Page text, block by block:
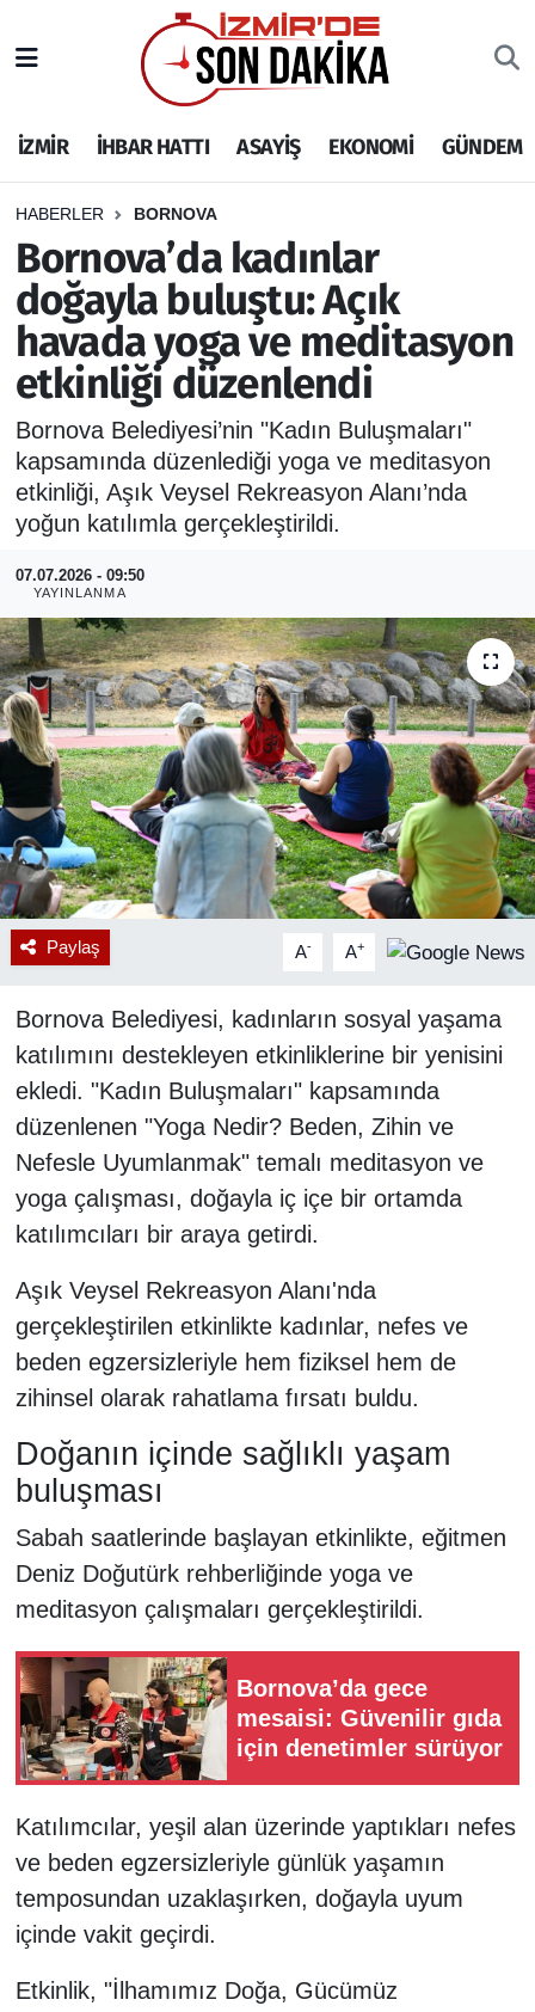
İZMİR İHBAR HATTI ASAYİŞ EKONOMİ GÜNDEM
HABERLER BORNOVA
Bornova’da kadınlar
doğayla buluştu: Açık
havada yoga ve meditasyon
etkinliği düzenlendi
Bornova Belediyesi’nin "Kadın Buluşmaları"
kapsamında düzenlediği yoga ve meditasyon
etkinliği, Aşık Veysel Rekreasyon Alanı’nda
yoğun katılımla gerçekleştirildi.
07.07.2026 - 09:50
YAYINLANMA
Paylaş A- A+
Bornova Belediyesi, kadınların sosyal yaşama
katılımını destekleyen etkinliklerine bir yenisini
ekledi. "Kadın Buluşmaları" kapsamında
düzenlenen "Yoga Nedir? Beden, Zihin ve
Nefesle Uyumlanmak" temalı meditasyon ve
yoga çalışması, doğayla iç içe bir ortamda
katılımcıları bir araya getirdi.
Aşık Veysel Rekreasyon Alanı'nda
gerçekleştirilen etkinlikte kadınlar, nefes ve
beden egzersizleriyle hem fiziksel hem de
zihinsel olarak rahatlama fırsatı buldu.
Doğanın içinde sağlıklı yaşam
buluşması
Sabah saatlerinde başlayan etkinlikte, eğitmen
Deniz Doğutürk rehberliğinde yoga ve
meditasyon çalışmaları gerçekleştirildi.
Bornova’da gece
mesaisi: Güvenilir gıda
için denetimler sürüyor
Katılımcılar, yeşil alan üzerinde yaptıkları nefes
ve beden egzersizleriyle günlük yaşamın
temposundan uzaklaşırken, doğayla uyum
içinde vakit geçirdi.
Etkinlik, "İlhamımız Doğa, Gücümüz
İHBAR HATTI
DEPREM
GENEL
EKONOMİ
SİYASET
SPOR
ASAYİŞ
RESMİ REKLAM
İzmir Nöbetçi Eczaneler
İzmir Hava Durumu
İzmir Namaz Vakitleri
İzmir Trafik Yoğunluk Haritası
Puan Durumu ve Fikstür
Tüm Manşetler
Son Dakika Haberleri
Haber Arşivi